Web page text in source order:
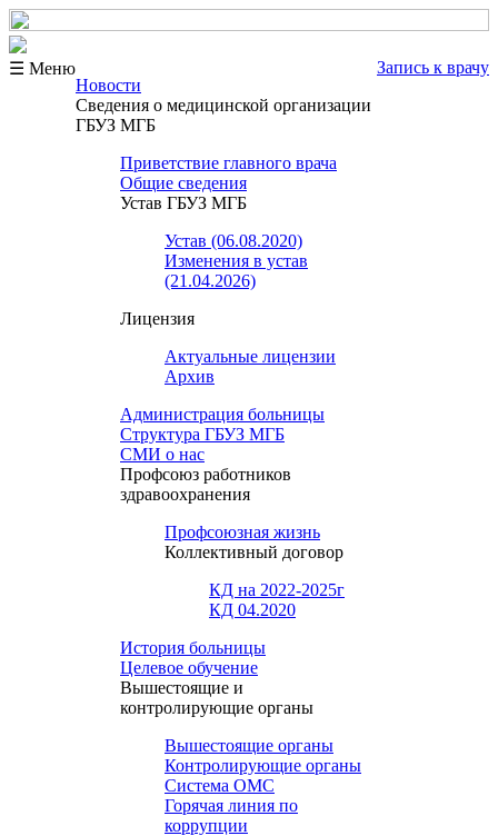
☰ Меню
Запись к врачу
Новости
Сведения о медицинской организации
ГБУЗ МГБ
Приветствие главного врача
Общие сведения
Устав ГБУЗ МГБ
Устав (06.08.2020)
Изменения в устав
(21.04.2026)
Лицензия
Актуальные лицензии
Архив
Администрация больницы
Структура ГБУЗ МГБ
СМИ о нас
Профсоюз работников
здравоохранения
Профсоюзная жизнь
Коллективный договор
КД на 2022-2025г
КД 04.2020
История больницы
Целевое обучение
Вышестоящие и
контролирующие органы
Вышестоящие органы
Контролирующие органы
Система ОМС
Горячая линия по
коррупции